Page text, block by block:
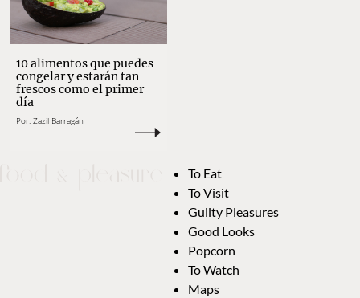
10 alimentos que puedes
congelar y estarán tan
frescos como el primer
día
Por: Zazil Barragán
To Eat
To Visit
Guilty Pleasures
Good Looks
Popcorn
To Watch
Maps